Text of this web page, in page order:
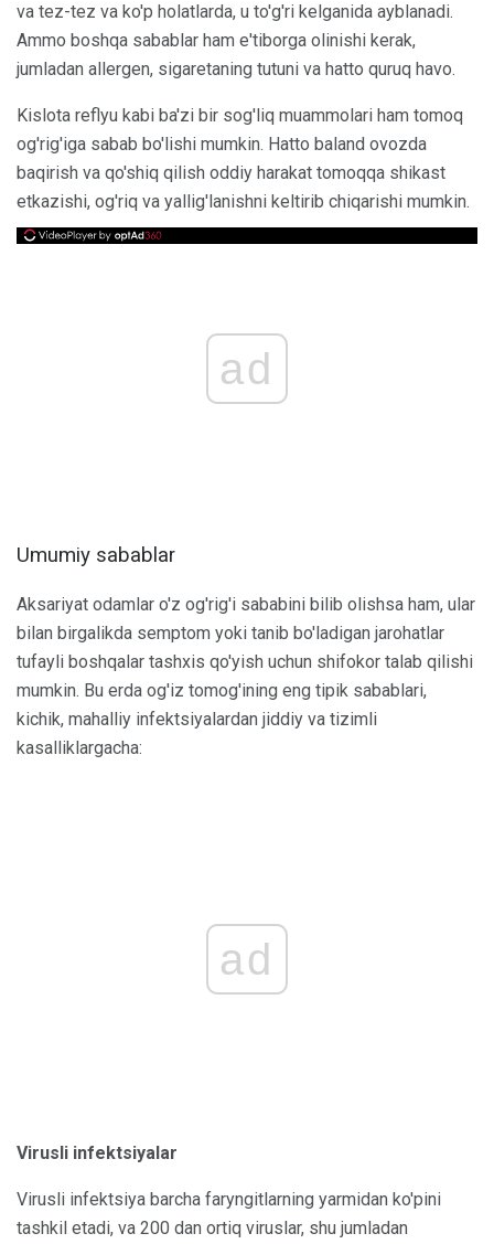
va tez-tez va ko'p holatlarda, u to'g'ri kelganida ayblanadi.
Ammo boshqa sabablar ham e'tiborga olinishi kerak,
jumladan allergen, sigaretaning tutuni va hatto quruq havo.
Kislota reflyu kabi ba'zi bir sog'liq muammolari ham tomoq
og'rig'iga sabab bo'lishi mumkin. Hatto baland ovozda
baqirish va qo'shiq qilish oddiy harakat tomoqqa shikast
etkazishi, og'riq va yallig'lanishni keltirib chiqarishi mumkin.
ad
Umumiy sabablar
Aksariyat odamlar o'z og'rig'i sababini bilib olishsa ham, ular
bilan birgalikda semptom yoki tanib bo'ladigan jarohatlar
tufayli boshqalar tashxis qo'yish uchun shifokor talab qilishi
mumkin. Bu erda og'iz tomog'ining eng tipik sabablari,
kichik, mahalliy infektsiyalardan jiddiy va tizimli
kasalliklargacha:
ad
Virusli infektsiyalar
Virusli infektsiya barcha faryngitlarning yarmidan ko'pini
tashkil etadi, va 200 dan ortiq viruslar, shu jumladan